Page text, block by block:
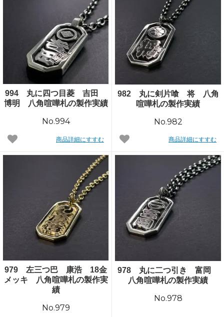
994 丸に四つ目菱 吉田
博明 八角喧嘩札の製作実績
No.994
商品詳細にすすむ
982 丸に剣片喰 将 八角
喧嘩札の製作実績
No.982
商品詳細にすすむ
979 左三つ巴 康浩 18金
メッキ 八角喧嘩札の製作実
績
No.979
978 丸に二つ引き 富岡
八角喧嘩札の製作実績
No.978